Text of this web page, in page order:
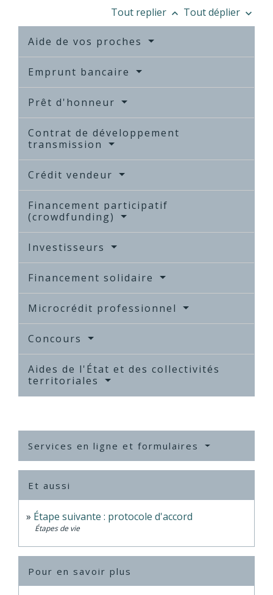
Tout replier keyboard_arrow_up Tout déplier keyboard_arrow_down
Aide de vos proches
Emprunt bancaire
Prêt d'honneur
Contrat de développement
transmission
Crédit vendeur
Financement participatif
(crowdfunding)
Investisseurs
Financement solidaire
Microcrédit professionnel
Concours
Aides de l'État et des collectivités
territoriales
Services en ligne et formulaires
Et aussi
Étape suivante : protocole d'accord
Étapes de vie
Pour en savoir plus